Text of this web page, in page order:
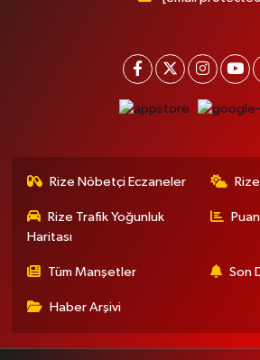
Rize Nöbetçi Eczaneler
Rize Trafik Yoğunluk
Haritası
Tüm Manşetler Son
Haber Arşivi